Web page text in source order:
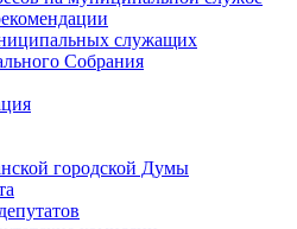
служащих
Cобрания
городской Думы